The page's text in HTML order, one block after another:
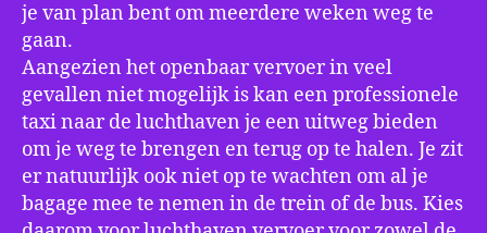
je van plan bent om meerdere weken weg te
gaan.
Aangezien het openbaar vervoer in veel
gevallen niet mogelijk is kan een professionele
taxi naar de luchthaven je een uitweg bieden
om je weg te brengen en terug op te halen. Je zit
er natuurlijk ook niet op te wachten om al je
bagage mee te nemen in de trein of de bus. Kies